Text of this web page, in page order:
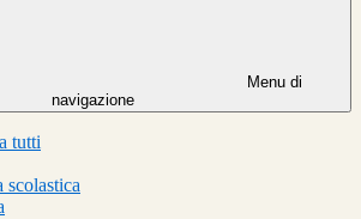
Menu di
navigazione
tutti
scolastica